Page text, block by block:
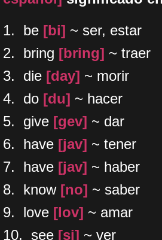
1. be [bi] ~ ser, estar
2. bring [bring] ~ traer
3. die [day] ~ morir
4. do [du] ~ hacer
5. give [gev] ~ dar
6. have [jav] ~ tener
7. have [jav] ~ haber
8. know [no] ~ saber
9. love [lov] ~ amar
10. see [si] ~ ver